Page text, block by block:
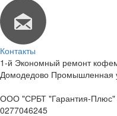
Контакты
1-й Экономный ремонт
Домодедово Промышленная
ООО "СРБТ "Гарантия-
0277046245